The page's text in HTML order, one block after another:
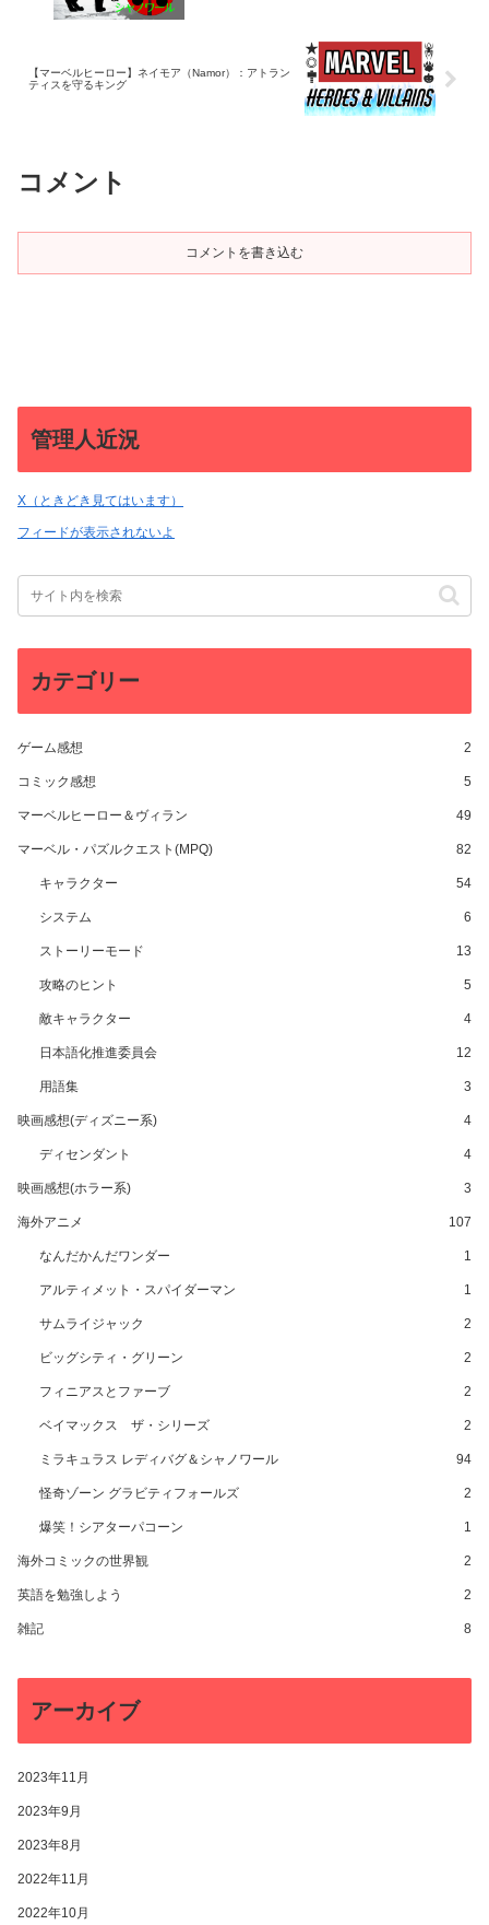
【マーベルヒーロー】ネイモア（Namor）：アトラン
ティスを守るキング
コメント
コメントを書き込む
管理人近況
X（ときどき見てはいます）
フィードが表示されないよ
カテゴリー
ゲーム感想 2
コミック感想 5
マーベルヒーロー＆ヴィラン 49
マーベル・パズルクエスト(MPQ) 82
キャラクター 54
システム 6
ストーリーモード 13
攻略のヒント 5
敵キャラクター 4
日本語化推進委員会 12
用語集 3
映画感想(ディズニー系) 4
ディセンダント 4
映画感想(ホラー系) 3
海外アニメ 107
なんだかんだワンダー 1
アルティメット・スパイダーマン 1
サムライジャック 2
ビッグシティ・グリーン 2
フィニアスとファーブ 2
ベイマックス ザ・シリーズ 2
ミラキュラス レディバグ＆シャノワール 94
怪奇ゾーン グラビティフォールズ 2
爆笑！シアターパコーン 1
海外コミックの世界観 2
英語を勉強しよう 2
雑記 8
アーカイブ
2023年11月
2023年9月
2023年8月
2022年11月
2022年10月